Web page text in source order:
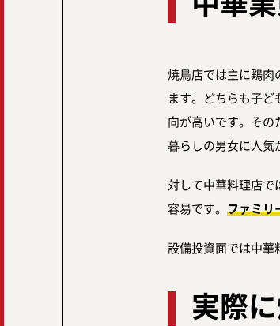
焼鳥店では主に鶏肉
ます。どちらも子
向が高いです。その
暮らしの男女に人気
対して中華料理店で
容易です。 ファミリ
設備投資面では中華
実際